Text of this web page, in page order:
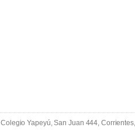
Colegio Yapeyú, San Juan 444,